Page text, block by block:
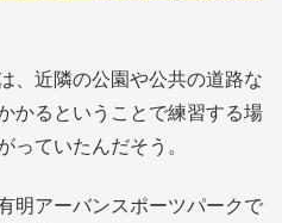
、近隣の公園や公共の道路な
かるということで練習する場
ていたんだそう。
明アーバンスポーツパークで